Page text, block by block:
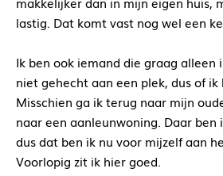
lastig. Dat komt vast nog wel een
Ik ben ook iemand die graag alleen
niet gehecht aan een plek, dus of
Misschien ga ik terug naar mijn
naar een aanleunwoning. Daar ben
dus dat ben ik nu voor mijzelf aan
Voorlopig zit ik hier goed.